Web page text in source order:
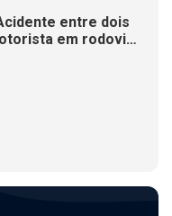
entre dois
em rodovia